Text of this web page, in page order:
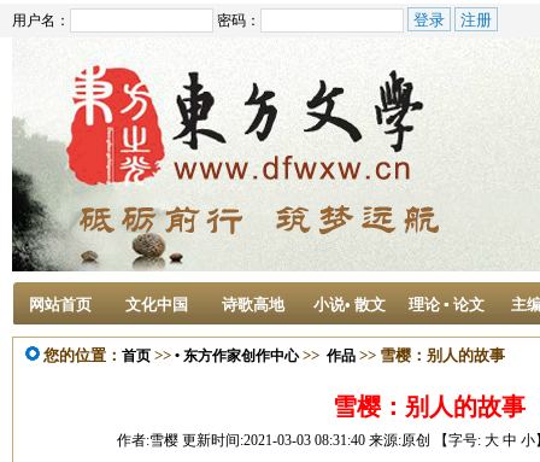
用户名： 密码：
网站首页 文化中国 诗歌高地 小说• 散文 理论 ▪ 论文 主
您的位置： 首页 >> • 东方作家创作中心>> 作品 >> 雪樱：别人的故事
雪樱：别人的故事
作者:雪樱 更新时间:2021-03-03 08:31:40 来源:原创 【字号: 大 中 小